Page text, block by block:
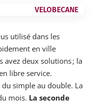
VELOBECANE
utilisé dans les
en ville
avez deux solutions ; la
libre service.
simple au double. La
mois. La seconde